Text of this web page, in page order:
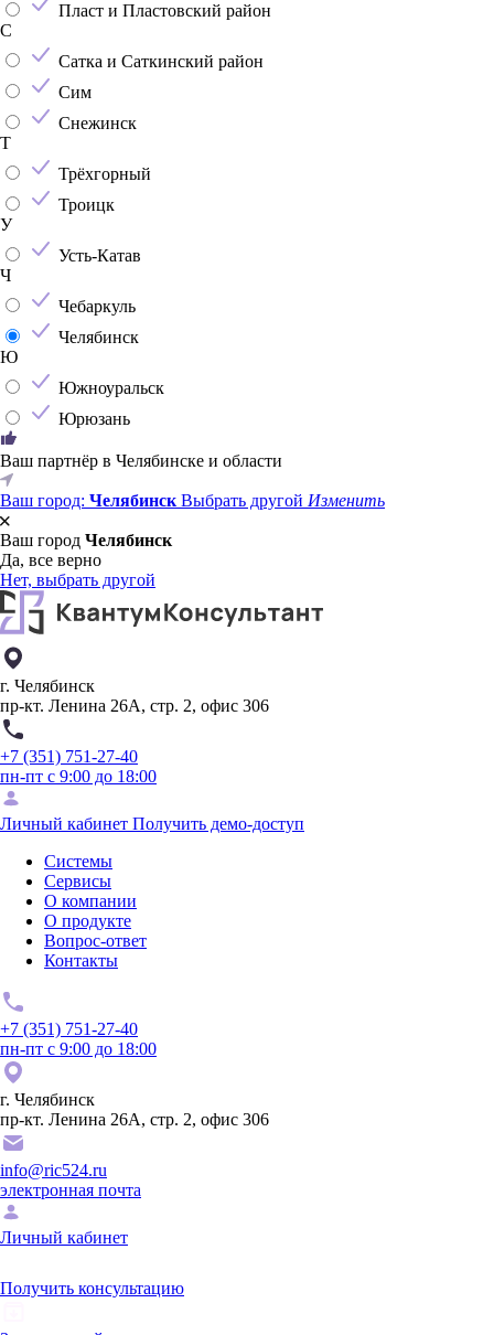
Пласт и Пластовский район
С
Сатка и Саткинский район
Сим
Снежинск
Т
Трёхгорный
Троицк
У
Усть-Катав
Ч
Чебаркуль
Челябинск
Ю
Южноуральск
Юрюзань
Ваш партнёр в Челябинске и области
Ваш город: Челябинск Выбрать другой Изменить
Ваш город Челябинск
Да, все верно
Нет, выбрать другой
г. Челябинск
пр-кт. Ленина 26А, стр. 2, офис 306
+7 (351) 751-27-40
пн-пт с 9:00 до 18:00
Личный кабинет Получить демо-доступ
Системы
Сервисы
О компании
О продукте
Вопрос-ответ
Контакты
+7 (351) 751-27-40
пн-пт с 9:00 до 18:00
г. Челябинск
пр-кт. Ленина 26А, стр. 2, офис 306
info@ric524.ru
электронная почта
Личный кабинет
Получить консультацию